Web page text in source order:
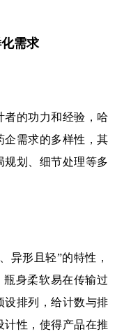
需求
者的功力和经验，哈
企需求的多样性，其
规划、细节处理等多
异形且轻”的特性，
身柔软易在传输过
设排列，给计数与排
计性，使得产品在推